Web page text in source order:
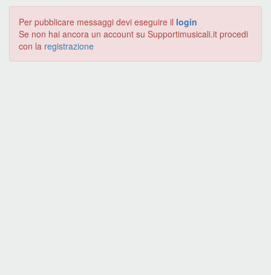
Per pubblicare messaggi devi eseguire il login
Se non hai ancora un account su Supportimusicali.it procedi
con la registrazione